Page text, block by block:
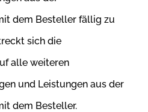
dem Besteller fällig zu
sich die
alle weiteren
und Leistungen aus der
dem Besteller.